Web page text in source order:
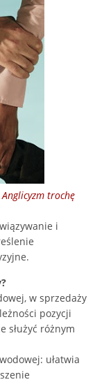
trochę
i
w sprzedaży
pozycji
służyć różnym
ułatwia